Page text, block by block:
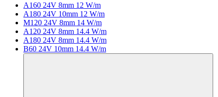
A160 24V 8mm 12 W/m
A180 24V 10mm 12 W/m
M120 24V 8mm 14 W/m
A120 24V 8mm 14.4 W/m
A180 24V 8mm 14.4 W/m
B60 24V 10mm 14.4 W/m